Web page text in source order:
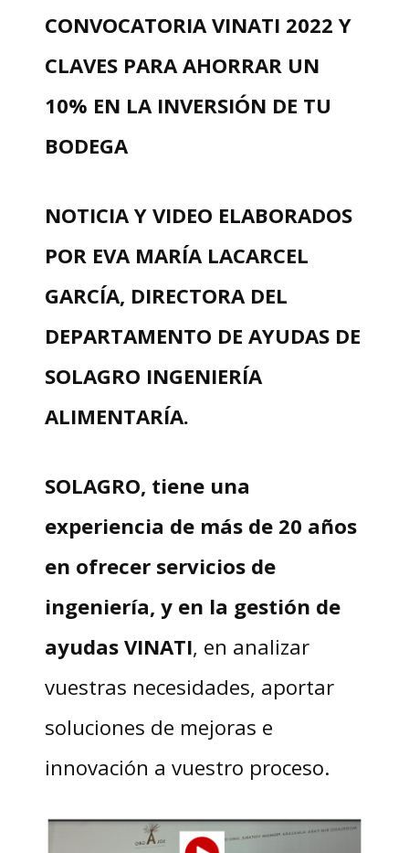
CONVOCATORIA VINATI 2022 Y
CLAVES PARA AHORRAR UN
10% EN LA INVERSIÓN DE TU
BODEGA
NOTICIA Y VIDEO ELABORADOS
POR EVA MARÍA LACARCEL
GARCÍA, DIRECTORA DEL
DEPARTAMENTO DE AYUDAS DE
SOLAGRO INGENIERÍA
ALIMENTARÍA.
SOLAGRO, tiene una
experiencia de más de 20 años
en ofrecer servicios de
ingeniería, y en la gestión de
ayudas VINATI, en analizar
vuestras necesidades, aportar
soluciones de mejoras e
innovación a vuestro proceso.